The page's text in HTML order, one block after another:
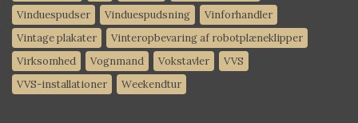
Vinduespudser
Vinduespudsning
Vinforhandler
Vintage plakater
Vinteropbevaring af robotplæneklipper
Virksomhed
Vognmand Vokstavler
VVS
VVS-installationer
Weekendtur